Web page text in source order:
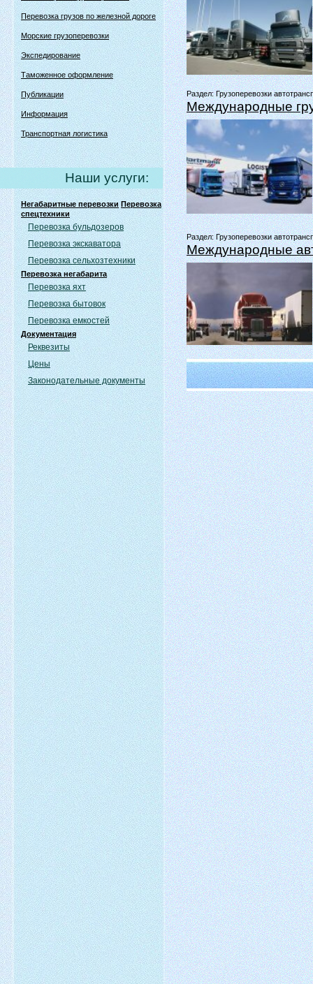
Перевозка грузов по железной дороге
Морские грузоперевозки
Экспедирование
Таможенное оформление
Публикации
Информация
Транспортная логистика
Наши услуги:
Негабаритные перевозки Перевозка
спецтехники
Перевозка бульдозеров
Перевозка экскаватора
Перевозка сельхозтехники
Перевозка негабарита
Перевозка яхт
Перевозка бытовок
Перевозка емкостей
Документация
Реквезиты
Цены
Законодательные документы
Раздел:Грузоперевозки
Международные
Раздел:Грузоперевозки
Международные